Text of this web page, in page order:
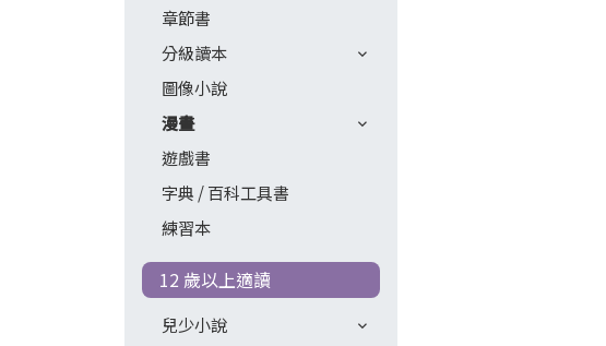
章節書
分級讀本
圖像小說
漫畫
遊戲書
字典 / 百科工具書
練習本
12 歲以上適讀
兒少小說